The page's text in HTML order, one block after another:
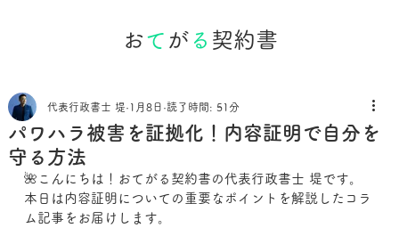
お て がる 契約書
パワハラ被害を証拠化！内容証明で自分を
守る方法
代表行政書士 堤 1月8日 読了時間: 51分
🌺こんにちは！おてがる契約書の代表行政書士 堤です。
本日は内容証明についての重要なポイントを解説したコラ
ム記事をお届けします。